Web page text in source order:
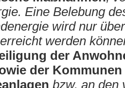
Eine Belebung
wird nur
werden
der
der
bzw. an den